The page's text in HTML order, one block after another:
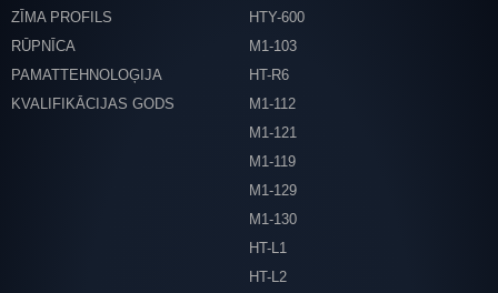
ZĪMA PROFILS
RŪPNĪCA
PAMATTEHNOLOĢIJA
KVALIFIKĀCIJAS GODS
HTY-600
M1-103
HT-R6
M1-112
M1-121
M1-119
M1-129
M1-130
HT-L1
HT-L2